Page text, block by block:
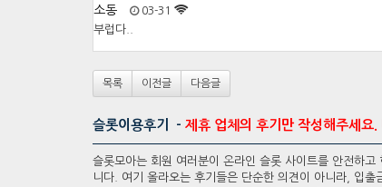
소동 03-31
부럽다..
목록 이전글 다음글
슬롯이용후기 - 제휴 업체의 후기만 작성해주세요
슬롯모아는 회원 여러분이 온라인 슬롯 사이트를 안전하
니다. 여기 올라오는 후기들은 단순한 의견이 아니라, 입